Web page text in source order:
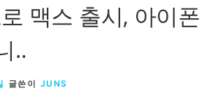
맥스 출시, 아이
..
글쓴이 JUNS